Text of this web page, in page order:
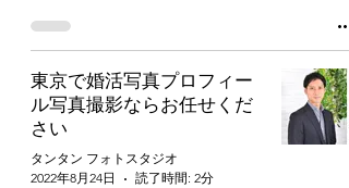
東京で婚活写真プロフィー
ル写真撮影ならお任せくだ
さい
タンタン フォトスタジオ
2022年8月24日
読了時間: 2分